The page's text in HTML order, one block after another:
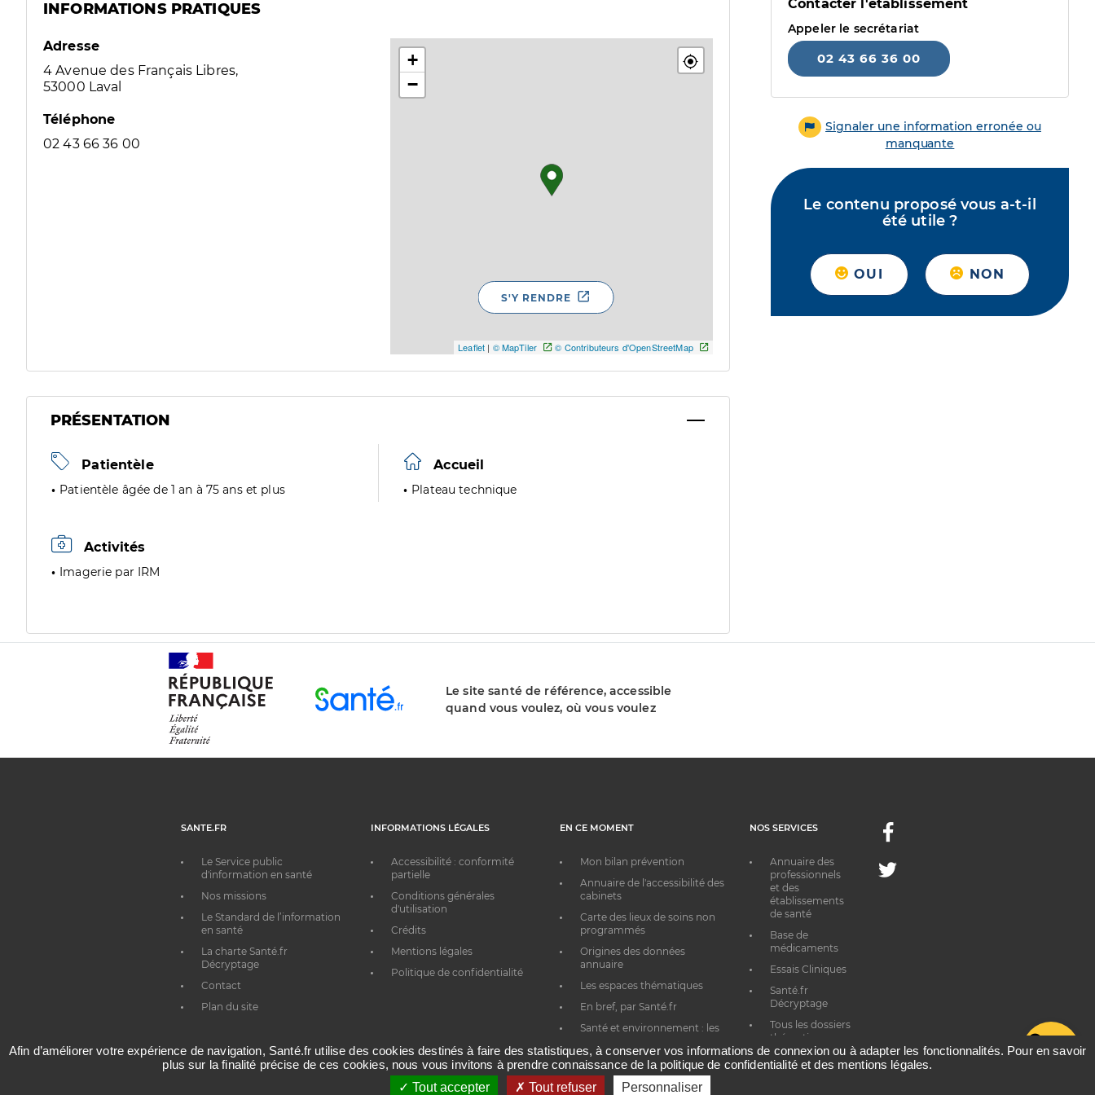
INFORMATIONS PRATIQUES
Adresse
4 Avenue des Français Libres,
53000 Laval
Téléphone
02 43 66 36 00
+
−
Leaflet | © MapTiler © Contributeurs d'OpenStreetMap
S'Y RENDRE
PRÉSENTATION
Patientèle
Patientèle âgée de 1 an à 75 ans et plus
Accueil
Plateau technique
Activités
Imagerie par IRM
Contacter l'établissement
Appeler le secrétariat
02 43 66 36 00
Signaler une information erronée ou
manquante
Le contenu proposé vous a-t-il
été utile ?
OUI NON
Le site santé de référence, accessible
quand vous voulez, où vous voulez
SANTE.FR
Le Service public
d'information en santé
Nos missions
Le Standard de l’information
en santé
La charte Santé.fr
Décryptage
Contact
Plan du site
INFORMATIONS LÉGALES
Accessibilité : conformité
partielle
Conditions générales
d'utilisation
Crédits
Mentions légales
Politique de confidentialité
EN CE MOMENT
Mon bilan prévention
Annuaire de l'accessibilité des
cabinets
Carte des lieux de soins non
programmés
Origines des données
annuaire
Les espaces thématiques
En bref, par Santé.fr
Santé et environnement : les
NOS SERVICES
Annuaire des
professionnels
et des
établissements
de santé
Base de
médicaments
Essais Cliniques
Santé.fr
Décryptage
Tous les dossiers
thématiques
Facebook
Twitter
Afin d’améliorer votre expérience de navigation, Santé.fr utilise des cookies destinés à faire des statistiques, à conserver vos informations de connexion ou à adapter les fonctionnalités. Pour en savoir
plus sur la finalité précise de ces cookies, nous vous invitons à prendre connaissance de la politique de confidentialité et des mentions légales.
Tout accepter
Tout refuser Personnaliser